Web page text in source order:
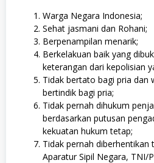
Warga Negara Indonesia;
Sehat jasmani dan Rohani;
Berpenampilan menarik;
Berkelakuan baik yang
keterangan dari kepolisian
Tidak bertato bagi pria dan
bertindik bagi pria;
Tidak pernah dihukum
berdasarkan putusan
kekuatan hukum tetap;
Tidak pernah diberhentikan
Aparatur Sipil Negara, TNI/